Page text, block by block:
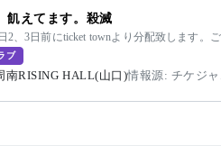
飢えてます。殺滅
2、3日前にticket townより分配致します。
ブ
南RISING HALL(山口)情報源: チケジャ